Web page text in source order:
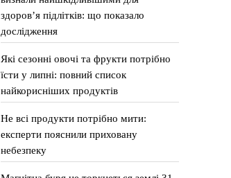
здоров’я підлітків: що показало
дослідження
Які сезонні овочі та фрукти потрібно
їсти у липні: повний список
найкорисніших продуктів
Не всі продукти потрібно мити:
експерти пояснили приховану
небезпеку